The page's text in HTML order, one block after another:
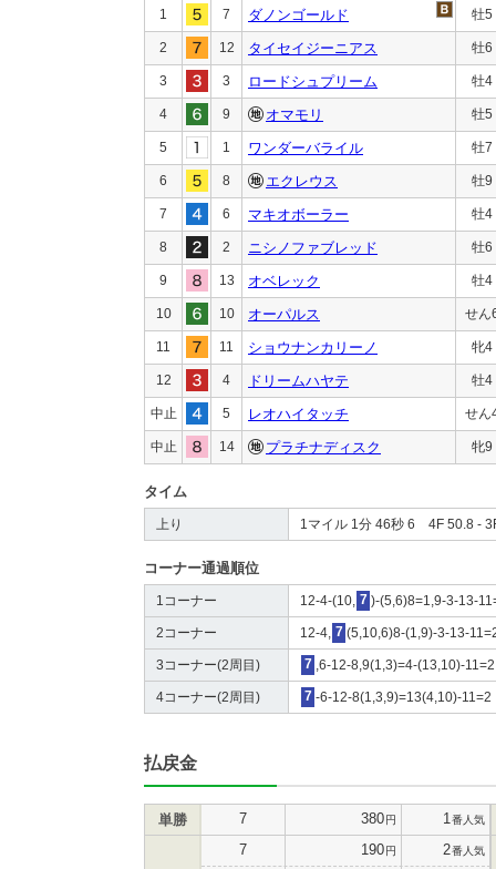
1 7 ダノンゴールド 牡5
2 12 タイセイジーニアス 牡6
3 3 ロードシュプリーム 牡4
4 9 オマモリ 牡5
5 1 ワンダーバライル 牡7
6 8 エクレウス 牡9
7 6 マキオボーラー 牡4
8 2 ニシノファブレッド 牡6
9 13 オベレック 牡4
10 10 オーパルス せん
11 11 ショウナンカリーノ 牝4
12 4 ドリームハヤテ 牡4
中止 5 レオハイタッチ せん
中止 14 プラチナディスク 牝9
タイム
上り 1マイル 1分 46秒 6 4F 50.8 -
コーナー通過順位
1コーナー 12-4-(10, 7 )-(5,6)8=1,9-3-13-
2コーナー 12-4, 7 (5,10,6)8-(1,9)-3-13-
3コーナー(2周目) 7 ,6-12-8,9(1,3)=4-(13,10)-11=2
4コーナー(2周目) 7 -6-12-8(1,3,9)=13(4,10)-11=2
払戻金
単勝 7 380円 1 番人気
7 190円 2番人気